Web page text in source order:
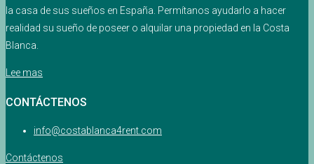
la casa de sus sueños en España. Permítanos ayudarlo a hacer
realidad su sueño de poseer o alquilar una propiedad en la Costa
Blanca.
Lee mas
CONTÁCTENOS
info@costablanca4rent.com
Contáctenos